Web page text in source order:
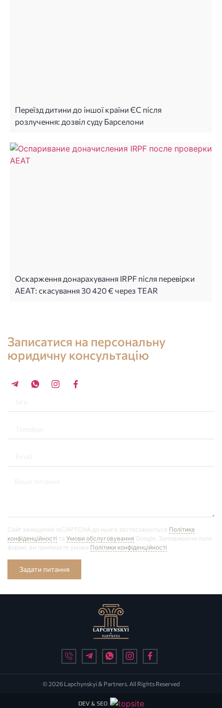
Переїзд дитини до іншої країни ЄС після
розлучення: дозвіл суду Барселони
Оскарження донарахування IRPF після перевірки
AEAT: скасування 30 420 € через TEAR
Записатися на персональну
юридичну консультацію
Сайт захищений reCAPTCHA до нього застосовуються Політика
конфіденційності та Умови обслуговування Google. Заповнюючи поля
форми, ви приймаєте умови Політики конфіденційності
Задати питання
© 2026 Lapchynskyi & Partners. All Rights Reserved
DEV & SEO